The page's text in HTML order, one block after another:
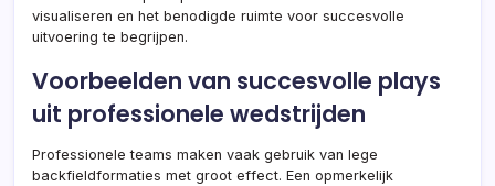
visualiseren en het benodigde ruimte voor succesvolle
uitvoering te begrijpen.
Voorbeelden van succesvolle plays
uit professionele wedstrijden
Professionele teams maken vaak gebruik van lege
backfieldformaties met groot effect. Een opmerkelijk